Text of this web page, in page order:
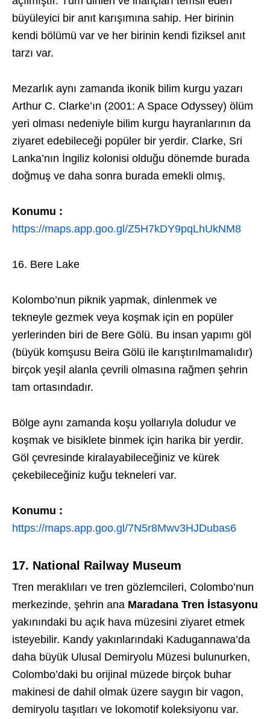
büyüleyici bir anıt karışımına sahip. Her birinin
kendi bölümü var ve her birinin kendi fiziksel anıt
tarzı var.
Mezarlık aynı zamanda ikonik bilim kurgu yazarı
Arthur C. Clarke’ın (2001: A Space Odyssey) ölüm
yeri olması nedeniyle bilim kurgu hayranlarının da
ziyaret edebileceği popüler bir yerdir. Clarke, Sri
Lanka’nın İngiliz kolonisi olduğu dönemde burada
doğmuş ve daha sonra burada emekli olmış.
Konumu :
https://maps.app.goo.gl/Z5H7kDY9pqLhUkNM8
16. Bere Lake
Kolombo’nun piknik yapmak, dinlenmek ve
tekneyle gezmek veya koşmak için en popüler
yerlerinden biri de Bere Gölü. Bu insan yapımı göl
(büyük komşusu Beira Gölü ile karıştırılmamalıdır)
birçok yeşil alanla çevrili olmasına rağmen şehrin
tam ortasındadır.
Bölge aynı zamanda koşu yollarıyla doludur ve
koşmak ve bisiklete binmek için harika bir yerdir.
Göl çevresinde kiralayabileceğiniz ve kürek
çekebileceğiniz kuğu tekneleri var.
Konumu :
https://maps.app.goo.gl/7N5r8Mwv3HJDubas6
17. National Railway Museum
Tren meraklıları ve tren gözlemcileri, Colombo’nun
merkezinde, şehrin ana Maradana Tren İstasyonu
yakınındaki bu açık hava müzesini ziyaret etmek
isteyebilir. Kandy yakınlarındaki Kadugannawa’da
daha büyük Ulusal Demiryolu Müzesi bulunurken,
Colombo’daki bu orijinal müzede birçok buhar
makinesi de dahil olmak üzere saygın bir vagon,
demiryolu taşıtları ve lokomotif koleksiyonu var.